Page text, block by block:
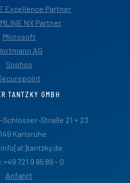
Excellence Partner
NX Partner
Microsoft
AG
Sophos
TANTZKY GMBH
Straße 21 + 23
Karlsruhe
info[at]tantzky.de
721 9 85 89 – 0
Anfahrt